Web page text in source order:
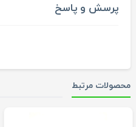
پرسش و پاسخ
محصولات مرتبط